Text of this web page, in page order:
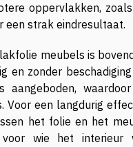
oppervlakken,
een strak eindresultaat.
meubels is
en zonder
aangeboden,
Voor een langdurig
het folie en het
voor wie het